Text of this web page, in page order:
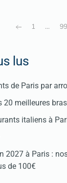
1 … 99
lus
de Paris par
20 meilleures
italiens à
2027 à Paris :
de 100€